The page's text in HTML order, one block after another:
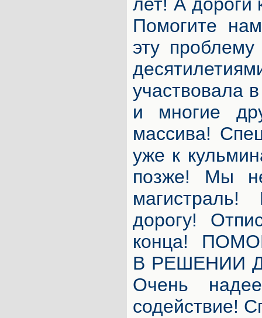
лет! А дороги
Помогите
эту
участвовала
и многие
массива!
уже к
позже! Мы
дорогу!
конца!
В РЕШЕНИИ
Очень
содействие!